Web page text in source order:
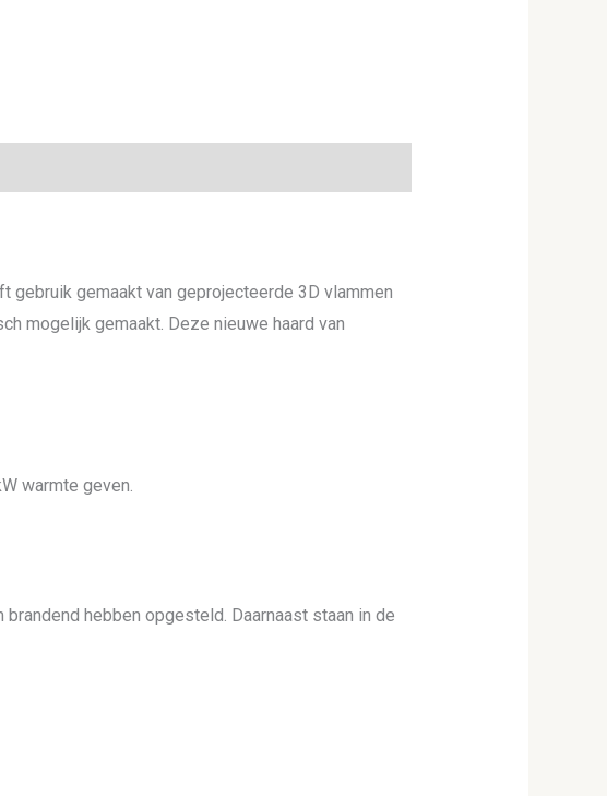
gebruik gemaakt van geprojecteerde 3D vlammen
mogelijk gemaakt. Deze nieuwe haard van
warmte geven.
hebben opgesteld. Daarnaast staan in de